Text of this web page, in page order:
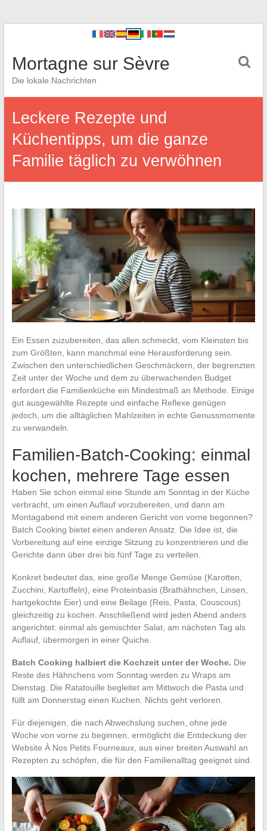
Mortagne sur Sèvre
Die lokale Nachrichten
Leckere Rezepte und
Küchentipps, um die ganze
Familie täglich zu verwöhnen
Ein Essen zuzubereiten, das allen schmeckt, vom Kleinsten bis
zum Größten, kann manchmal eine Herausforderung sein.
Zwischen den unterschiedlichen Geschmäckern, der begrenzten
Zeit unter der Woche und dem zu überwachenden Budget
erfordert die Familienküche ein Mindestmaß an Methode. Einige
gut ausgewählte Rezepte und einfache Reflexe genügen
jedoch, um die alltäglichen Mahlzeiten in echte Genussmomente
zu verwandeln.
Familien-Batch-Cooking: einmal
kochen, mehrere Tage essen
Haben Sie schon einmal eine Stunde am Sonntag in der Küche
verbracht, um einen Auflauf vorzubereiten, und dann am
Montagabend mit einem anderen Gericht von vorne begonnen?
Batch Cooking bietet einen anderen Ansatz. Die Idee ist, die
Vorbereitung auf eine einzige Sitzung zu konzentrieren und die
Gerichte dann über drei bis fünf Tage zu verteilen.
Konkret bedeutet das, eine große Menge Gemüse (Karotten,
Zucchini, Kartoffeln), eine Proteinbasis (Brathähnchen, Linsen,
hartgekochte Eier) und eine Beilage (Reis, Pasta, Couscous)
gleichzeitig zu kochen. Anschließend wird jeden Abend anders
angerichtet: einmal als gemischter Salat, am nächsten Tag als
Auflauf, übermorgen in einer Quiche.
Batch Cooking halbiert die Kochzeit unter der Woche. Die
Reste des Hähnchens vom Sonntag werden zu Wraps am
Dienstag. Die Ratatouille begleitet am Mittwoch die Pasta und
füllt am Donnerstag einen Kuchen. Nichts geht verloren.
Für diejenigen, die nach Abwechslung suchen, ohne jede
Woche von vorne zu beginnen, ermöglicht die Entdeckung der
Website À Nos Petits Fourneaux, aus einer breiten Auswahl an
Rezepten zu schöpfen, die für den Familienalltag geeignet sind.